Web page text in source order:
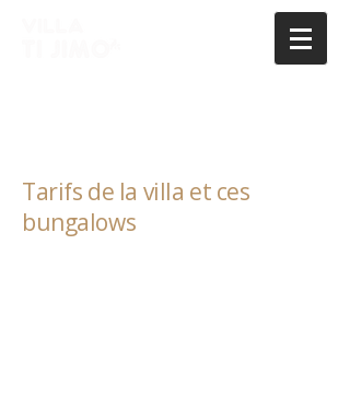
Tarifs de la villa et ces
bungalows